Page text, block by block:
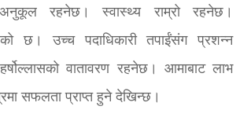
अनुकूल रहनेछ। स्वास्थ्य राम्रो रहनेछ।
छ। उच्च पदाधिकारी तपाईंसंग प्रशन्न
वातावरण रहनेछ। आमाबाट लाभ
सफलता प्राप्त हुने देखिन्छ।